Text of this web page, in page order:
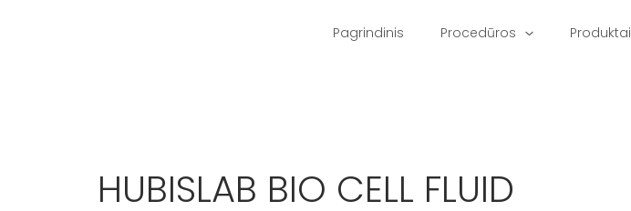
Pagrindinis Procedūros Produktai
HUBISLAB BIO CELL FLUID